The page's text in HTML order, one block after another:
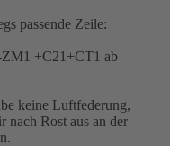
passende Zeile:
+C21+CT1 ab
keine Luftfederung,
nach Rost aus an der